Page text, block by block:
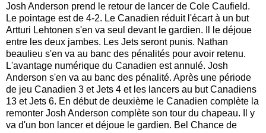
Josh Anderson prend le retour de lancer de Cole Caufield.
Le pointage est de 4-2. Le Canadien réduit l'écart à un but
Artturi Lehtonen s'en va seul devant le gardien. Il le déjoue
entre les deux jambes. Les Jets seront punis. Nathan
beaulieu s'en va au banc des pénalités pour avoir retenu.
L'avantage numérique du Canadien est annulé. Josh
Anderson s'en va au banc des pénalité. Après une période
de jeu Canadien 3 et Jets 4 et les lancers au but Canadiens
13 et Jets 6. En début de deuxième le Canadien complète la
remonter Josh Anderson complète son tour du chapeau. Il y
va d'un bon lancer et déjoue le gardien. Bel Chance de